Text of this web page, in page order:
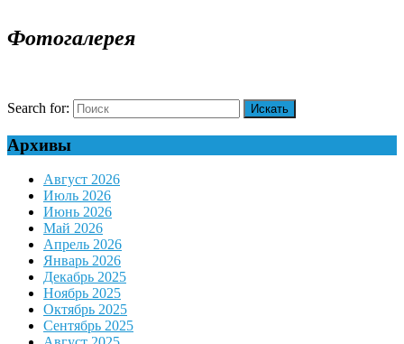
Фотогалерея
Search for:
Архивы
Август 2026
Июль 2026
Июнь 2026
Май 2026
Апрель 2026
Январь 2026
Декабрь 2025
Ноябрь 2025
Октябрь 2025
Сентябрь 2025